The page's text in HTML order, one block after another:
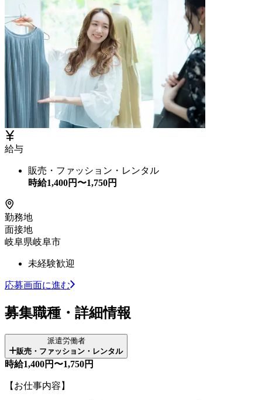
給与
販売・ファッション・レンタル
時給1,400円〜1,750円
勤務地
面接地
岐阜県岐阜市
未経験歓迎
応募画面に進む
募集職種・詳細情報
派遣労働者
販売・ファッション・レンタル
時給1,400円〜1,750円
【お仕事内容】